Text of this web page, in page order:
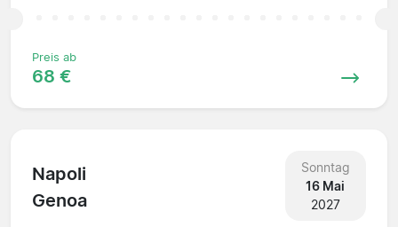
Preis ab
68 €
Napoli
Genoa
Sonntag
16 Mai
2027